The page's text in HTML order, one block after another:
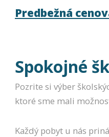
Predbežná
Spokojné
Pozrite si výber
ktoré sme mali
Každý pobyt u nás